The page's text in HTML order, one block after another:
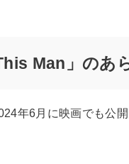
Man」のあ
年6月に映画でも公